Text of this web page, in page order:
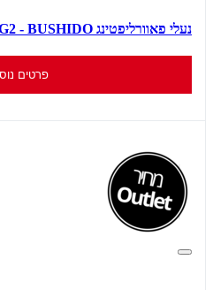
נעלי פאוורליפטינג NOTORIOUS LIFT NLG2 - BUSHIDO
פרטים